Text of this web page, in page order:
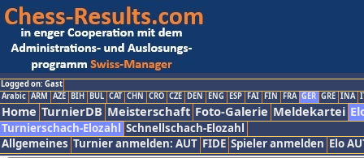
Logged on: Gast
Arabic ARM AZE BIH BUL CAT CHN CRO CZE DEN ENG ESP FAI FIN FRA GER GRE INA
Home TurnierDB Meisterschaft Foto-Galerie Meldekartei
Turnierschach-Elozahl Schnellschach-Elozahl
Allgemeines Turnier anmelden: AUT FIDE Spieler anmelden Elo